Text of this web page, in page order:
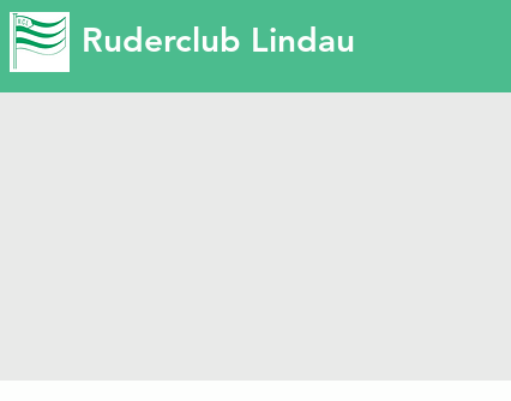
Ruderclub Lindau